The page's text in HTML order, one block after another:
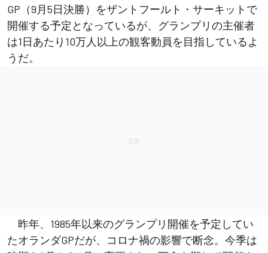
GP（9月5日決勝）をザントフールト・サーキットで
開催する予定となっているが、グランプリの主催者
は1日あたり10万人以上の観客動員を目指しているよ
うだ。
昨年、1985年以来のグランプリ開催を予定してい
たオランダGPだが、コロナ禍の影響で断念。今季は